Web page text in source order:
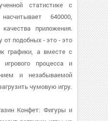
статистике с
640000,
качества приложения.
от подобных - это - это
графики, а вместе с
процесса и
и незабываемой
чумовую игру.
Конфет: Фигуры и